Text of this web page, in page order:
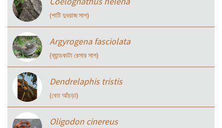
(পাটি দুধরাজ সাপ)
Argyrogena fasciolata
(ব্যান্ডকাটা রেসার সাপ)
Dendrelaphis tristis
(বেত আঁচড়া)
Oligodon cinereus